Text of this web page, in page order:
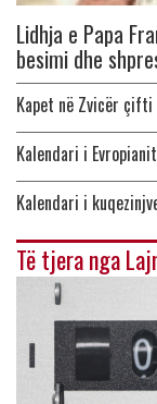
Lidhja e Papa
besimi dhe
Kapet në Zvicër
Kalendari i
Kalendari i
Të tjera nga